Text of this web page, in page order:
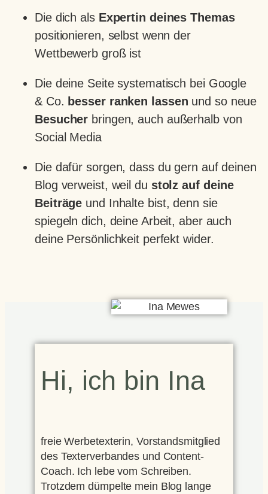
Die dich als Expertin deines Themas
positionieren, selbst wenn der
Wettbewerb groß ist
Die deine Seite systematisch bei Google
& Co. besser ranken lassen und so neue
Besucher bringen, auch außerhalb von
Social Media
Die dafür sorgen, dass du gern auf deinen
Blog verweist, weil du stolz auf deine
Beiträge und Inhalte bist, denn sie
spiegeln dich, deine Arbeit, aber auch
deine Persönlichkeit perfekt wider.
Hi, ich bin Ina
freie Werbetexterin, Vorstandsmitglied
des Texterverbandes und Content-
Coach. Ich lebe vom Schreiben.
Trotzdem dümpelte mein Blog lange